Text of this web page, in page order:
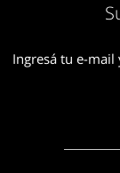
Ingresá tu e-